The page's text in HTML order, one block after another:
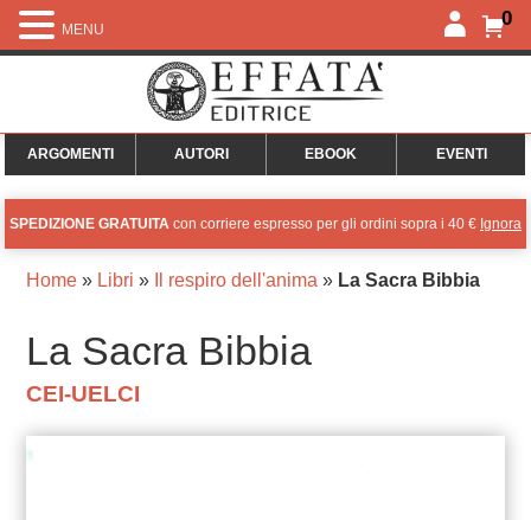
0
ARGOMENTI AUTORI EBOOK EVENTI
SPEDIZIONE GRATUITA con corriere espresso per gli ordini sopra i 40 € Ignora
Home» Libri » Il respiro dell'anima » La Sacra Bibbia
La Sacra Bibbia
CEI-UELCI
MENU